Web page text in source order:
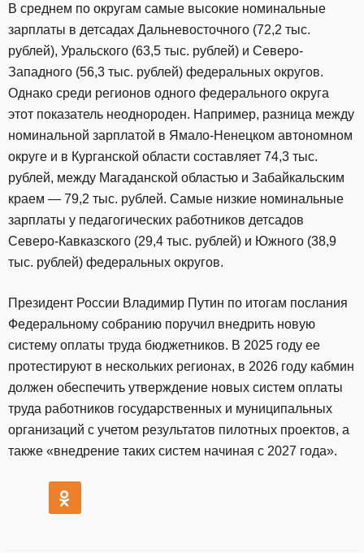
В среднем по округам самые высокие номинальные
зарплаты в детсадах Дальневосточного (72,2 тыс.
рублей), Уральского (63,5 тыс. рублей) и Северо-
Западного (56,3 тыс. рублей) федеральных округов.
Однако среди регионов одного федерального округа
этот показатель неоднороден. Например, разница между
номинальной зарплатой в Ямало-Ненецком автономном
округе и в Курганской области составляет 74,3 тыс.
рублей, между Магаданской областью и Забайкальским
краем — 79,2 тыс. рублей. Самые низкие номинальные
зарплаты у педагогических работников детсадов
Северо-Кавказского (29,4 тыс. рублей) и Южного (38,9
тыс. рублей) федеральных округов.
Президент России Владимир Путин по итогам послания
Федеральному собранию поручил внедрить новую
систему оплаты труда бюджетников. В 2025 году ее
протестируют в нескольких регионах, в 2026 году кабмин
должен обеспечить утверждение новых систем оплаты
труда работников государственных и муниципальных
организаций с учетом результатов пилотных проектов, а
также «внедрение таких систем начиная с 2027 года».